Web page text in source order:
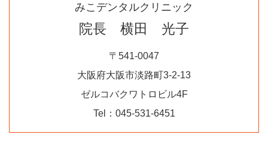
みこデンタルクリニック
院長 横田 光子
〒541-0047
大阪府大阪市淡路町3-2-13
ゼルコバクワトロビル4F
Tel：045-531-6451